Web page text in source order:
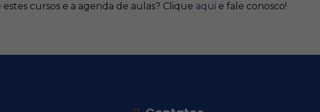
cursos e a agenda de aulas? Clique aqui e fale conosco!